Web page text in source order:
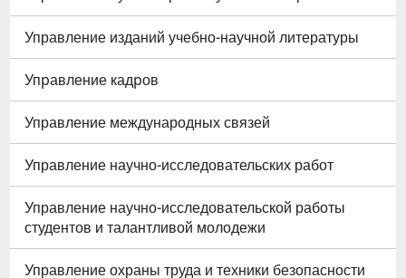
Управление изданий учебно-научной литературы
Упpавление кадpов
Управление международных связей
Управление научно-исследовательских работ
Управление научно-исследовательской работы
студентов и талантливой молодежи
Управление охраны труда и техники безопасности